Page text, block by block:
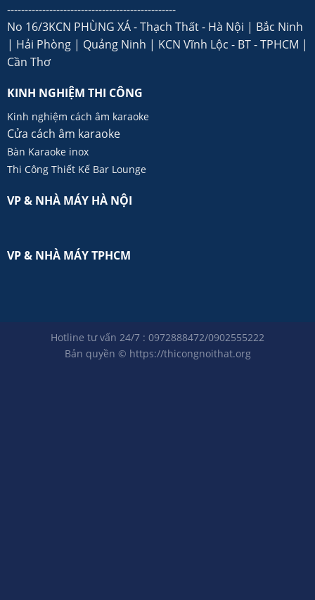
------------------------------------------------
No 16/3KCN PHÙNG XÁ - Thạch Thất - Hà Nội | Bắc Ninh
| Hải Phòng | Quảng Ninh | KCN Vĩnh Lộc - BT - TPHCM |
Cần Thơ
KINH NGHIỆM THI CÔNG
Kinh nghiệm cách âm karaoke
Cửa cách âm karaoke
Bàn Karaoke inox
Thi Công Thiết Kế Bar Lounge
VP & NHÀ MÁY HÀ NỘI
VP & NHÀ MÁY TPHCM
Hotline tư vấn 24/7 : 0972888472/0902555222
Bản quyền © https://thicongnoithat.org